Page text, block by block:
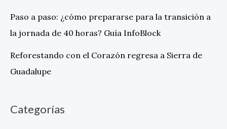
Paso a paso: ¿cómo prepararse para la transición a
la jornada de 40 horas? Guía InfoBlock
Reforestando con el Corazón regresa a Sierra de
Guadalupe
Categorías